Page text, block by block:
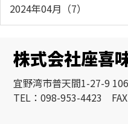
2024年04月（7）
株式会社座喜
宜野湾市普天間1-27-9
TEL：098-953-4423